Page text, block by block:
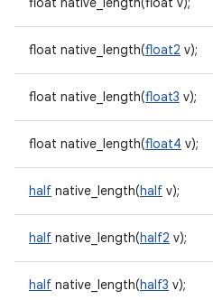
float native_length(float2 v);
float native_length(float3 v);
float native_length(float4 v);
half native_length(half v);
half native_length(half2 v);
half native_length(half3 v);